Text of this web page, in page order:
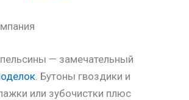
— замечательный
. Бутоны гвоздики и
или зубочистки плюс